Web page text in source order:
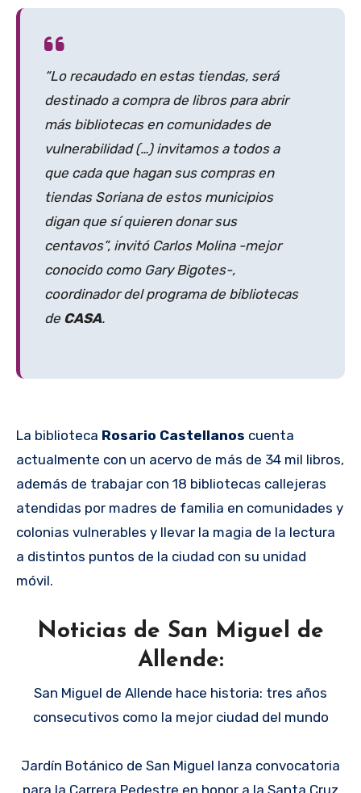
“Lo recaudado en estas tiendas, será
destinado a compra de libros para abrir
más bibliotecas en comunidades de
vulnerabilidad (…) invitamos a todos a
que cada que hagan sus compras en
tiendas Soriana de estos municipios
digan que sí quieren donar sus
centavos”, invitó Carlos Molina -mejor
conocido como Gary Bigotes-,
coordinador del programa de bibliotecas
de CASA.
La biblioteca Rosario Castellanos cuenta
actualmente con un acervo de más de 34 mil libros,
además de trabajar con 18 bibliotecas callejeras
atendidas por madres de familia en comunidades y
colonias vulnerables y llevar la magia de la lectura
a distintos puntos de la ciudad con su unidad
móvil.
Noticias de San Miguel de
Allende:
San Miguel de Allende hace historia: tres años
consecutivos como la mejor ciudad del mundo
Jardín Botánico de San Miguel lanza convocatoria
para la Carrera Pedestre en honor a la Santa Cruz